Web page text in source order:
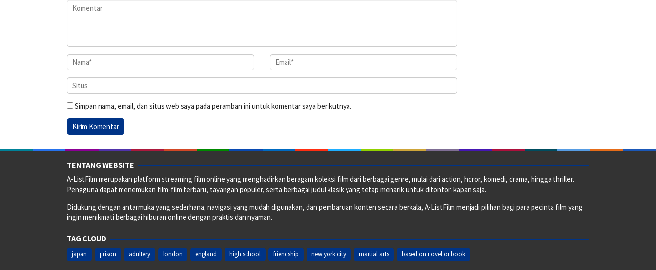
Simpan nama, email, dan situs web saya pada peramban ini untuk komentar saya berikutnya.
TENTANG WEBSITE
A-ListFilm merupakan platform streaming film online yang menghadirkan beragam koleksi film dari berbagai genre, mulai dari action, horor, komedi, drama, hingga thriller.
Pengguna dapat menemukan film-film terbaru, tayangan populer, serta berbagai judul klasik yang tetap menarik untuk ditonton kapan saja.
Didukung dengan antarmuka yang sederhana, navigasi yang mudah digunakan, dan pembaruan konten secara berkala, A-ListFilm menjadi pilihan bagi para pecinta film yang
ingin menikmati berbagai hiburan online dengan praktis dan nyaman.
TAG CLOUD
japan prison adultery london england high school friendship new york city martial arts based on novel or book